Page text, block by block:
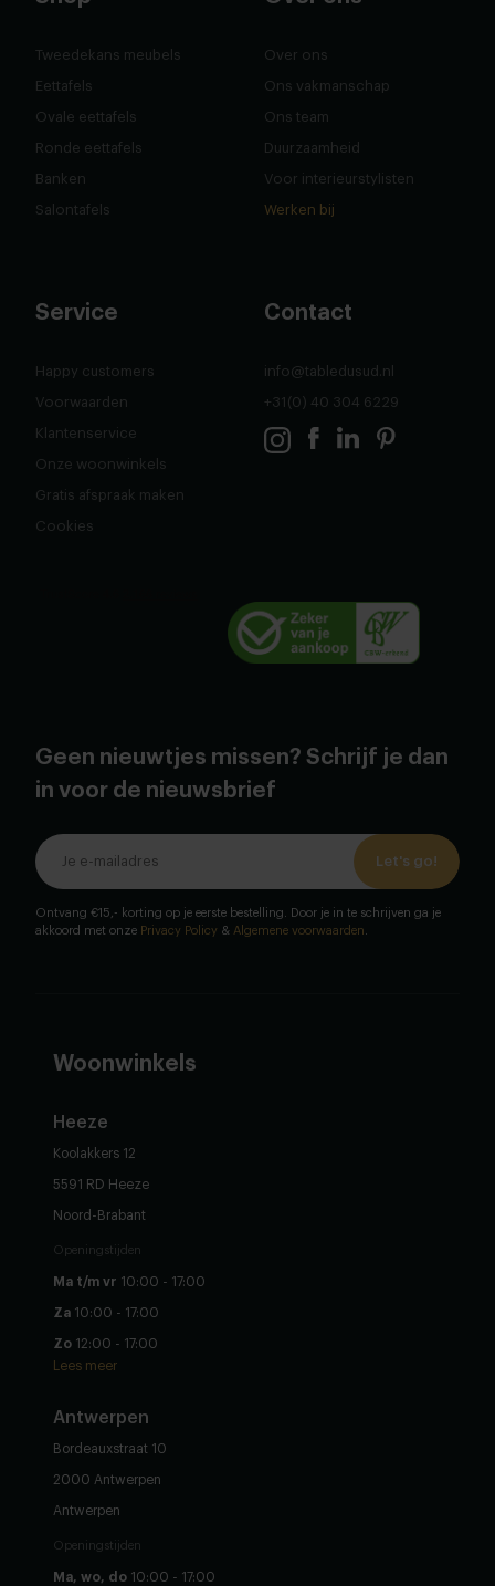
Tweedekans meubels
Eettafels
Ovale eettafels
Ronde eettafels
Banken
Salontafels
Over ons
Ons vakmanschap
Ons team
Duurzaamheid
Voor interieurstylisten
Werken bij
Service
Happy customers
Voorwaarden
Klantenservice
Onze woonwinkels
Gratis afspraak maken
Cookies
Contact
info@tabledusud.nl
+31(0) 40 304 6229
Geen nieuwtjes missen? Schrijf je dan
in voor de nieuwsbrief
Let's go!
Ontvang €15,- korting op je eerste bestelling. Door je in te schrijven ga je
akkoord met onze Privacy Policy & Algemene voorwaarden.
Woonwinkels
Heeze
Koolakkers 12
5591 RD Heeze
Noord-Brabant
Openingstijden
Ma t/m vr 10:00 - 17:00
Za 10:00 - 17:00
Zo 12:00 - 17:00
Lees meer
Antwerpen
Bordeauxstraat 10
2000 Antwerpen
Antwerpen
Openingstijden
Ma, wo, do 10:00 - 17:00